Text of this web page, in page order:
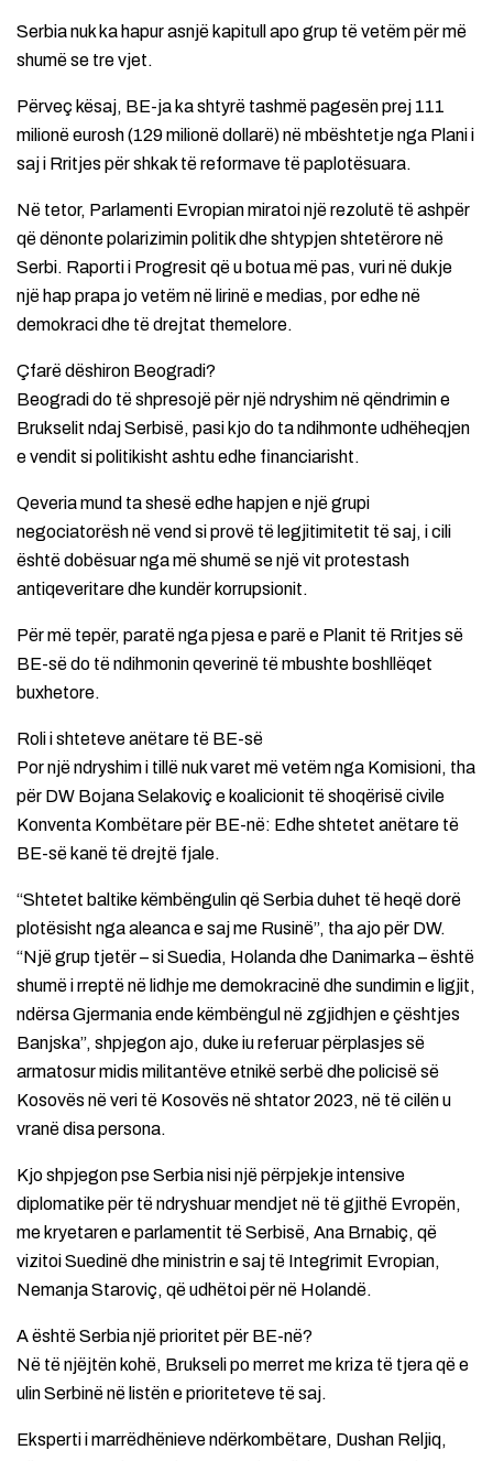
Serbia nuk ka hapur asnjë kapitull apo grup të vetëm për më
shumë se tre vjet.
Përveç kësaj, BE-ja ka shtyrë tashmë pagesën prej 111
milionë eurosh (129 milionë dollarë) në mbështetje nga Plani i
saj i Rritjes për shkak të reformave të paplotësuara.
Në tetor, Parlamenti Evropian miratoi një rezolutë të ashpër
që dënonte polarizimin politik dhe shtypjen shtetërore në
Serbi. Raporti i Progresit që u botua më pas, vuri në dukje
një hap prapa jo vetëm në lirinë e medias, por edhe në
demokraci dhe të drejtat themelore.
Çfarë dëshiron Beogradi?
Beogradi do të shpresojë për një ndryshim në qëndrimin e
Brukselit ndaj Serbisë, pasi kjo do ta ndihmonte udhëheqjen
e vendit si politikisht ashtu edhe financiarisht.
Qeveria mund ta shesë edhe hapjen e një grupi
negociatorësh në vend si provë të legjitimitetit të saj, i cili
është dobësuar nga më shumë se një vit protestash
antiqeveritare dhe kundër korrupsionit.
Për më tepër, paratë nga pjesa e parë e Planit të Rritjes së
BE-së do të ndihmonin qeverinë të mbushte boshllëqet
buxhetore.
Roli i shteteve anëtare të BE-së
Por një ndryshim i tillë nuk varet më vetëm nga Komisioni, tha
për DW Bojana Selakoviç e koalicionit të shoqërisë civile
Konventa Kombëtare për BE-në: Edhe shtetet anëtare të
BE-së kanë të drejtë fjale.
“Shtetet baltike këmbëngulin që Serbia duhet të heqë dorë
plotësisht nga aleanca e saj me Rusinë”, tha ajo për DW.
“Një grup tjetër – si Suedia, Holanda dhe Danimarka – është
shumë i rreptë në lidhje me demokracinë dhe sundimin e ligjit,
ndërsa Gjermania ende këmbëngul në zgjidhjen e çështjes
Banjska”, shpjegon ajo, duke iu referuar përplasjes së
armatosur midis militantëve etnikë serbë dhe policisë së
Kosovës në veri të Kosovës në shtator 2023, në të cilën u
vranë disa persona.
Kjo shpjegon pse Serbia nisi një përpjekje intensive
diplomatike për të ndryshuar mendjet në të gjithë Evropën,
me kryetaren e parlamentit të Serbisë, Ana Brnabiç, që
vizitoi Suedinë dhe ministrin e saj të Integrimit Evropian,
Nemanja Staroviç, që udhëtoi për në Holandë.
A është Serbia një prioritet për BE-në?
Në të njëjtën kohë, Brukseli po merret me kriza të tjera që e
ulin Serbinë në listën e prioriteteve të saj.
Eksperti i marrëdhënieve ndërkombëtare, Dushan Reljiq,